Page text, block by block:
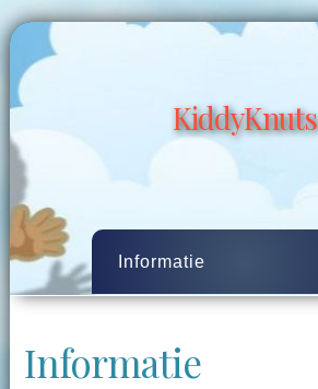
KiddyKnuts
Informatie